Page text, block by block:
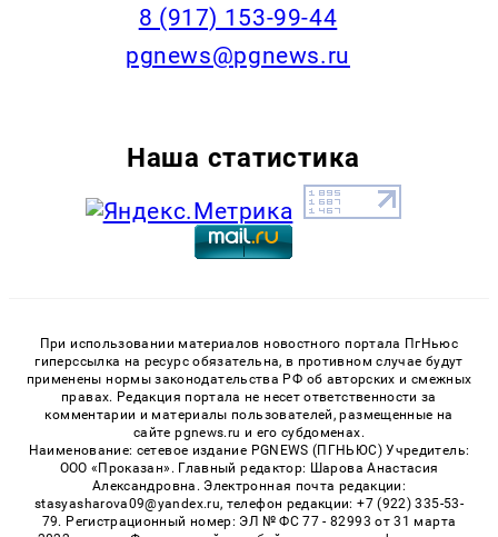
‭8 (917) 153-99-44
pgnews@pgnews.ru
Наша статистика
При использовании материалов новостного портала ПгНьюс
гиперссылка на ресурс обязательна, в противном случае будут
применены нормы законодательства РФ об авторских и смежных
правах. Редакция портала не несет ответственности за
комментарии и материалы пользователей, размещенные на
сайте pgnews.ru и его субдоменах.
Наименование: сетевое издание PGNEWS (ПГНЬЮС) Учредитель:
ООО «Проказан». Главный редактор: Шарова Анастасия
Александровна. Электронная почта редакции:
stasyasharova09@yandex.ru, телефон редакции: +7 (922) 335-53-
79. Регистрационный номер: ЭЛ № ФС 77 - 82993 от 31 марта